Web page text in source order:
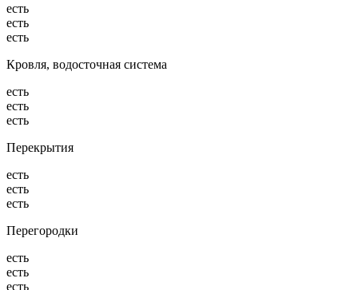
есть
есть
есть
Кровля, водосточная система
есть
есть
есть
Перекрытия
есть
есть
есть
Перегородки
есть
есть
есть